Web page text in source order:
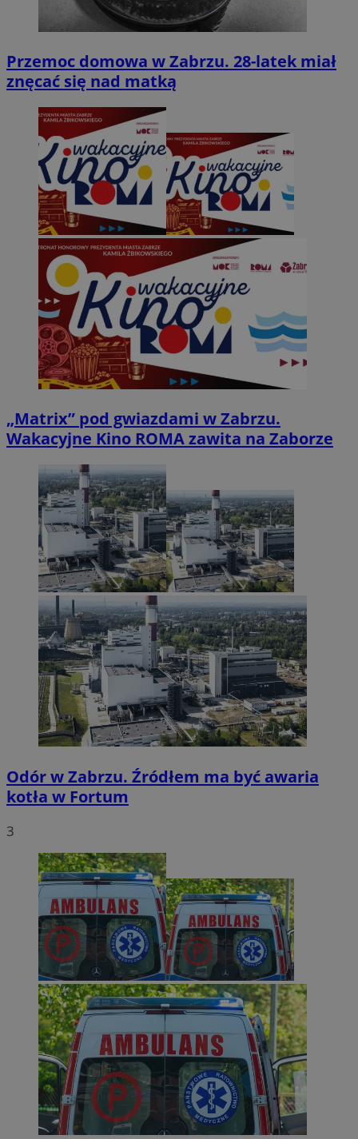
Przemoc domowa w Zabrzu. 28-latek miał
znęcać się nad matką
„Matrix” pod gwiazdami w Zabrzu.
Wakacyjne Kino ROMA zawita na Zaborze
Odór w Zabrzu. Źródłem ma być awaria
kotła w Fortum
3